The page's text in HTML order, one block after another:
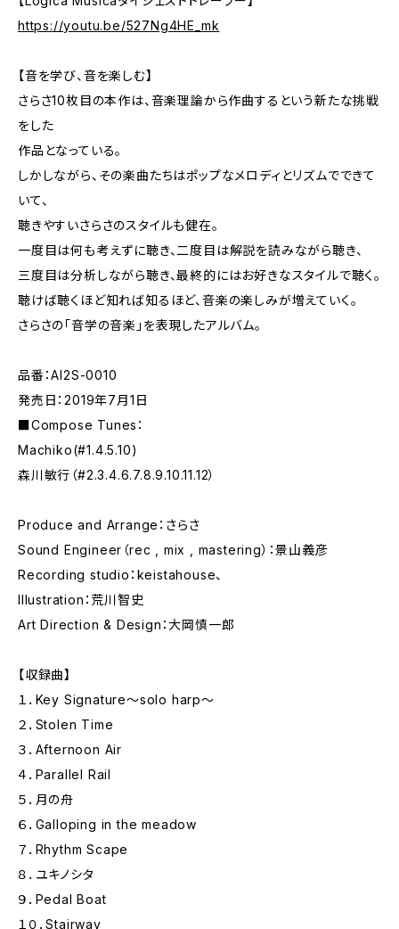
https://youtu.be/527Ng4HE_mk
【音を学び、音を楽しむ】
さらさ10枚目の本作は、音楽理論から作曲するという新たな挑戦
をした
作品となっている。
しかしながら、その楽曲たちはポップなメロディとリズムでできて
いて、
聴きやすいさらさのスタイルも健在。
一度目は何も考えずに聴き、二度目は解説を読みながら聴き、
三度目は分析しながら聴き、最終的にはお好きなスタイルで聴く。
聴けば聴くほど知れば知るほど、音楽の楽しみが増えていく。
さらさの「音学の音楽」を表現したアルバム。
品番：AI2S-0010
発売日：2019年7月1日
■Compose Tunes：
Machiko(#1.4.5.10)
森川敏行（#2.3.4.6.7.8.9.10.11.12）
Produce and Arrange：さらさ
Sound Engineer（rec , mix , mastering）：景山義彦
Recording studio：keistahouse、
Illustration：荒川智史
Art Direction & Design：大岡慎一郎
【収録曲】
１．Key Signature～solo harp～
２．Stolen Time
３．Afternoon Air
４．Parallel Rail
５．月の舟
６．Galloping in the meadow
７．Rhythm Scape
８．ユキノシタ
９．Pedal Boat
１０．Stairway